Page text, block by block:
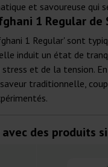
et savoureuse qui
1 Regular de
1 Regular' sont
induit un état de
et de la tension.
traditionnelle,
avec des produits